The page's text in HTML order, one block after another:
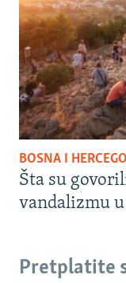
BOSNA I
Šta su
vandalizmu
Pretplatite